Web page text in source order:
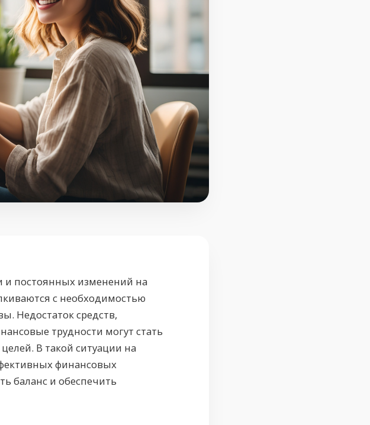
и постоянных изменений на
с необходимостью
Недостаток средств,
трудности могут стать
В такой ситуации на
финансовых
баланс и обеспечить